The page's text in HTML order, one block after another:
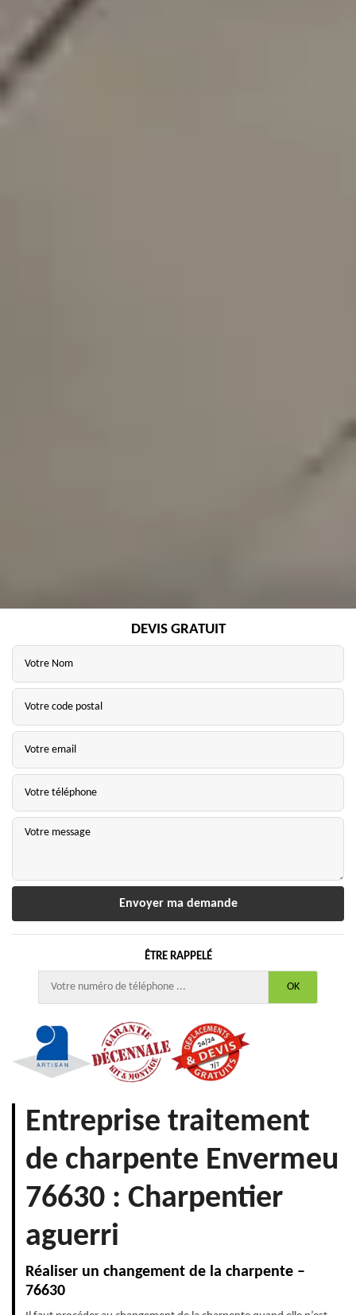
DEVIS GRATUIT
ÊTRE RAPPELÉ
Entreprise traitement
de charpente Envermeu
76630 : Charpentier
aguerri
Réaliser un changement de la charpente –
76630